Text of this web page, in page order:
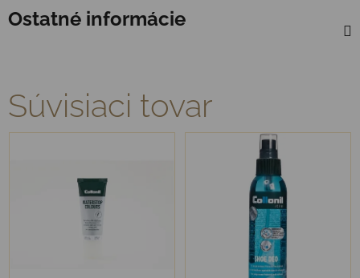
Ostatné informácie
Súvisiaci tovar